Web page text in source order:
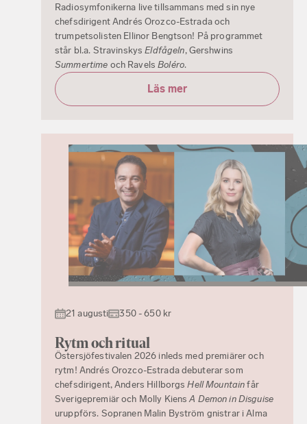
Radiosymfonikerna live tillsammans med sin nye
chefsdirigent Andrés Orozco-Estrada och
trumpetsolisten Ellinor Bengtson! På programmet
står bl.a. StravinskysEldfågeln, Gershwins
Summertime och RavelsBoléro.
Läs mer
21 augusti 350 - 650 kr
Rytm och ritual
Östersjöfestivalen 2026 inleds med premiärer och
rytm! Andrés Orozco-Estrada debuterar som
chefsdirigent, Anders HillborgsHell Mountainfår
Sverigepremiär och Molly KiensA Demon in Disguise
uruppförs. Sopranen Malin Byström gnistrar i Alma